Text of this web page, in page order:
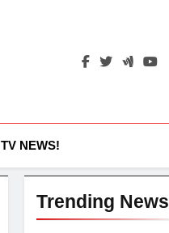
NEWS!
Trending News